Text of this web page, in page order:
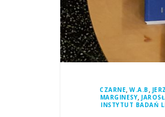
CZARNE, W.A.B ,
MARGINESY,
INSTYTUT BADAŃ